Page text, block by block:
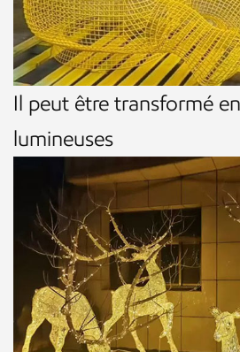
Il peut être transformé
lumineuses